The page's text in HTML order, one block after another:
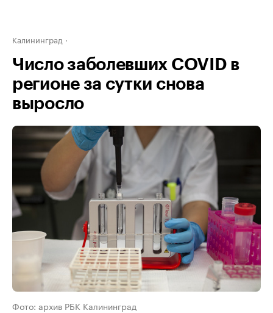
Калининград
Число заболевших COVID в
регионе за сутки снова
выросло
Фото: архив РБК Калининград